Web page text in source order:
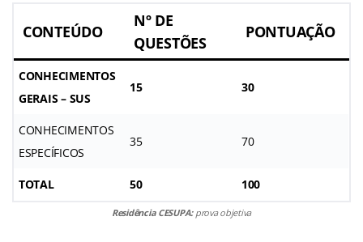
CONTEÚDO
Nº DE
QUESTÕES
PONTUAÇÃO
CONHECIMENTOS
GERAIS – SUS
15 30
CONHECIMENTOS
ESPECÍFICOS
35 70
TOTAL 50 100
Residência CESUPA:prova objetiva